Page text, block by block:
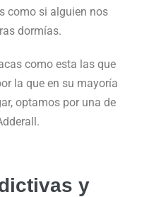
como si alguien nos
dormías.
como esta las que
la que en su mayoría
optamos por una de
y